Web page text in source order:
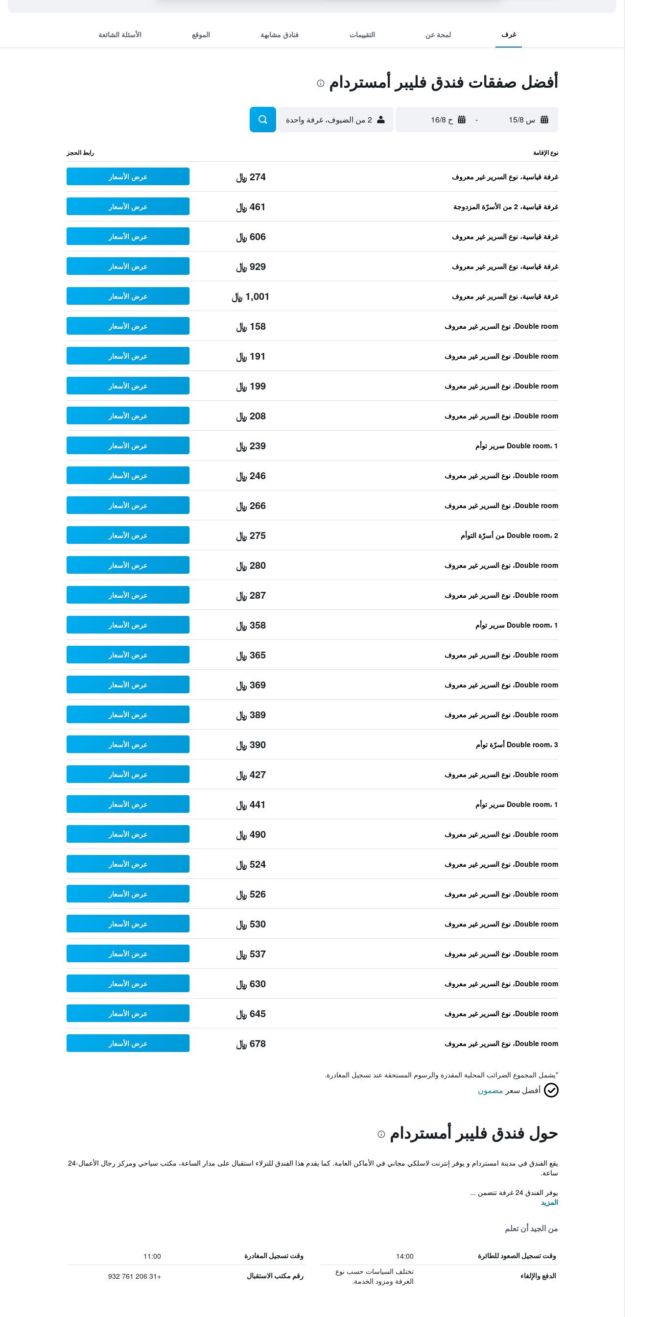
غرف لمحة عن التقييمات فنادق مشابهة الموقع الأسئلة الشائعة
أفضل صفقات فندق فليبر أمستردام
س 15/8 - ح 16/8 2 من الضيوف، غرفة واحدة
نوع الإقامة رابط الحجز
غرفة قياسية، نوع السرير غير معروف 274 ﷼ عرض الأسعار
غرفة قياسية، 2 من الأسرّة المزدوجة 461 ﷼ عرض الأسعار
غرفة قياسية، نوع السرير غير معروف 606 ﷼ عرض الأسعار
غرفة قياسية، نوع السرير غير معروف 929 ﷼ عرض الأسعار
غرفة قياسية، نوع السرير غير معروف 1,001 ﷼ عرض الأسعار
Double room، نوع السرير غير معروف 158 ﷼ عرض الأسعار
Double room، نوع السرير غير معروف 191 ﷼ عرض الأسعار
Double room، نوع السرير غير معروف 199 ﷼ عرض الأسعار
Double room، نوع السرير غير معروف 208 ﷼ عرض الأسعار
Double room، 1 سرير توأم 239 ﷼ عرض الأسعار
Double room، نوع السرير غير معروف 246 ﷼ عرض الأسعار
Double room، نوع السرير غير معروف 266 ﷼ عرض الأسعار
Double room، 2 من أسرّة التوأم 275 ﷼ عرض الأسعار
Double room، نوع السرير غير معروف 280 ﷼ عرض الأسعار
Double room، نوع السرير غير معروف 287 ﷼ عرض الأسعار
Double room، 1 سرير توأم 358 ﷼ عرض الأسعار
Double room، نوع السرير غير معروف 365 ﷼ عرض الأسعار
Double room، نوع السرير غير معروف 369 ﷼ عرض الأسعار
Double room، نوع السرير غير معروف 389 ﷼ عرض الأسعار
Double room، 3 أسرّة توأم 390 ﷼ عرض الأسعار
Double room، نوع السرير غير معروف 427 ﷼ عرض الأسعار
Double room، 1 سرير توأم 441 ﷼ عرض الأسعار
Double room، نوع السرير غير معروف 490 ﷼ عرض الأسعار
Double room، نوع السرير غير معروف 524 ﷼ عرض الأسعار
Double room، نوع السرير غير معروف 526 ﷼ عرض الأسعار
Double room، نوع السرير غير معروف 530 ﷼ عرض الأسعار
Double room، نوع السرير غير معروف 537 ﷼ عرض الأسعار
Double room، نوع السرير غير معروف 630 ﷼ عرض الأسعار
Double room، نوع السرير غير معروف 645 ﷼ عرض الأسعار
Double room، نوع السرير غير معروف 678 ﷼ عرض الأسعار
*يشمل المجموع الضرائب المحلية المقدرة والرسوم المستحقة عند تسجيل المغادرة.
أفضل سعر مضمون
حول فندق فليبر أمستردام
يقع الفندق في مدينة امستردام و يوفر إنترنت لاسلكي مجاني في الأماكن العامة. كما يقدم هذا الفندق للنزلاء استقبال على مدار الساعة، مكتب سياحي ومركز رجال الأعمال-24
ساعة.
يوفر الفندق 24 غرفة تتضمن ...
المزيد
من الجيد أن تعلم
وقت تسجيل الصعود للطائرة 14:00 وقت تسجيل المغادرة 11:00
الدفع والإلغاء
تختلف السياسات حسب نوع
الغرفة ومزود الخدمة.
رقم مكتب الاستقبال +31 206 761 932